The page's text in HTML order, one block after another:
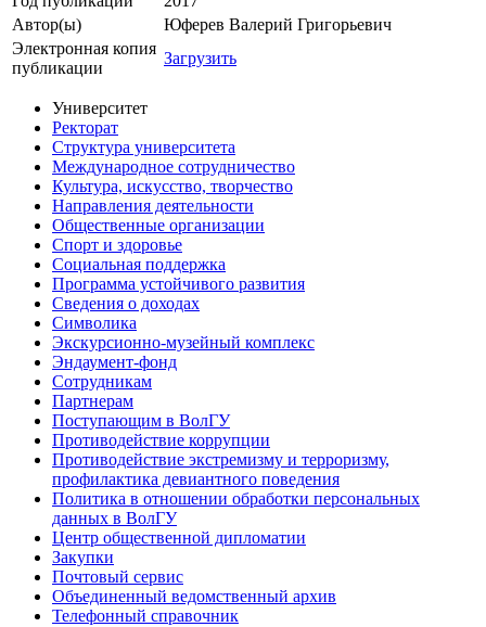
Автор(ы)
Юферев Валерий Григорьевич
Электронная копия
публикации
Загрузить
Университет
Ректорат
Структура университета
Международное сотрудничество
Культура, искусство, творчество
Направления деятельности
Общественные организации
Спорт и здоровье
Социальная поддержка
Программа устойчивого развития
Сведения о доходах
Символика
Экскурсионно-музейный комплекс
Эндаумент-фонд
Сотрудникам
Партнерам
Поступающим в ВолГУ
Противодействие коррупции
Противодействие экстремизму и терроризму,
профилактика девиантного поведения
Политика в отношении обработки персональных
данных в ВолГУ
Центр общественной дипломатии
Закупки
Почтовый сервис
Объединенный ведомственный архив
Телефонный справочник